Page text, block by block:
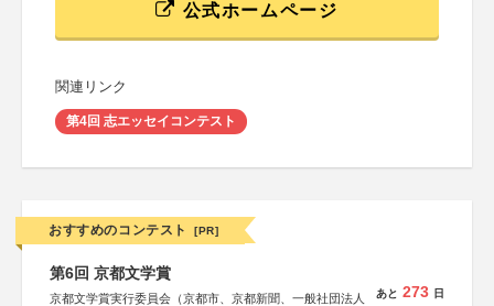
公式ホームページ
関連リンク
第4回 志エッセイコンテスト
おすすめのコンテスト [PR]
第6回 京都文学賞
京都文学賞実行委員会（京都市、京都新聞、一般社団法人
あと 273 日